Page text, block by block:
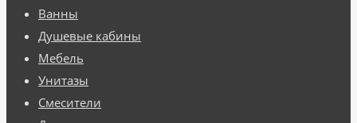
Ванны
Душевые кабины
Мебель
Унитазы
Смесители